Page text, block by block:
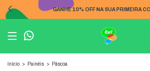
GANHE 10% OFF NA SUA PRIMEIRA
Início > Painéis > Páscoa